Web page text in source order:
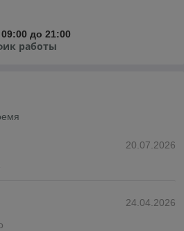
до 21:00
работы
20.07.2026
24.04.2026